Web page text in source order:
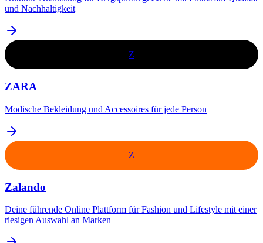
und Nachhaltigkeit​
Z
ZARA
Modische Bekleidung und Accessoires für jede Person
Z
Zalando
Deine führende Online Plattform für Fashion und Lifestyle mit einer
riesigen Auswahl an Marken